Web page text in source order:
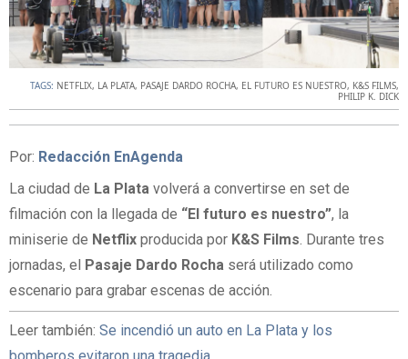
TAGS: NETFLIX, LA PLATA, PASAJE DARDO ROCHA, EL FUTURO ES NUESTRO, K&S FILMS,
PHILIP K. DICK
Por: Redacción EnAgenda
La ciudad de La Plata volverá a convertirse en set de
filmación con la llegada de “El futuro es nuestro”, la
miniserie de Netflix producida por K&S Films. Durante tres
jornadas, el
Pasaje Dardo Rocha será utilizado como
escenario para grabar escenas de acción.
Leer también: Se incendió un auto en La Plata y los